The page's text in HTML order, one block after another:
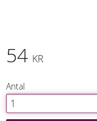
54 KR
Antal